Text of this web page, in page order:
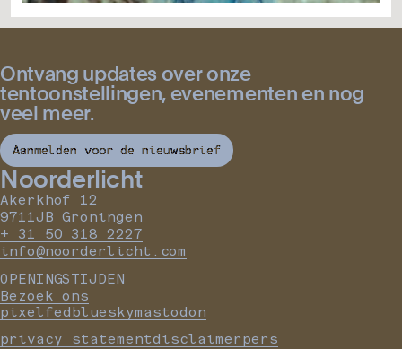
Ontvang updates over onze
tentoonstellingen, evenementen en nog
veel meer.
Aanmelden voor de nieuwsbrief
Noorderlicht
Akerkhof 12
9711JB Groningen
+ 31 50 318 2227
info@noorderlicht.com
OPENINGSTIJDEN
Bezoek ons
pixelfedblueskymastodon
privacy statementdisclaimerpers